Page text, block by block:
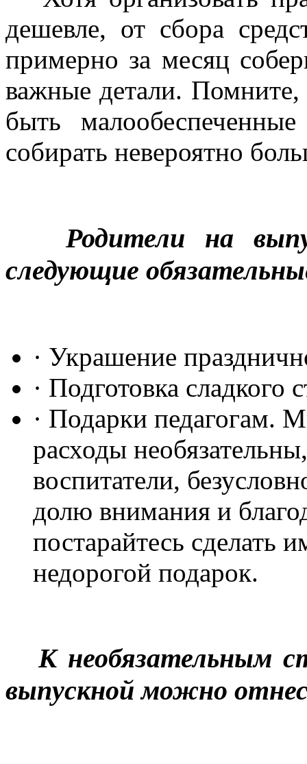
дешевле, от сбора
примерно за месяц
важные детали.
быть
собирать невероятно
Родители на
следующие
· Украшение
· Подготовка сладкого
· Подарки педагогам.
расходы
воспитатели,
долю внимания и
постарайтесь сделать
недорогой подарок.
К необязательным
выпускной можно